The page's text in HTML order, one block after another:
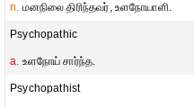
n. மனநிலை திரிந்தவர், உளநோயாளி.
Psychopathic
a. உளநோய் சார்ந்த.
Psychopathist